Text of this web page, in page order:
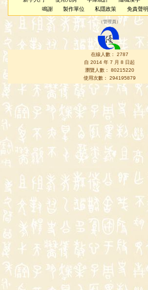
鳴謝
製作單位 私隱政策 免責聲明
（管理員 ）
在線人數： 2787
自 2014 年 7 月 8 日起
瀏覽人數： 80215220
使用次數： 294195879